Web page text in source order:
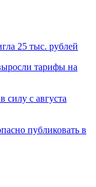
25 тыс. рублей
тарифы на
с августа
публиковать в